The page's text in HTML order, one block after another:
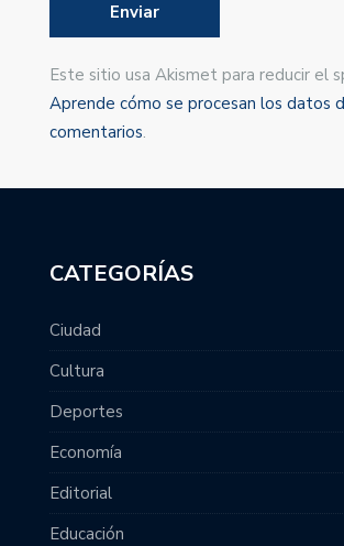
Este sitio usa Akismet para reducir el
Aprende cómo se procesan los datos
comentarios.
CATEGORÍAS
Ciudad
Cultura
Deportes
Economía
Editorial
Educación